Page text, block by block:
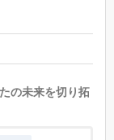
の未来を切り拓